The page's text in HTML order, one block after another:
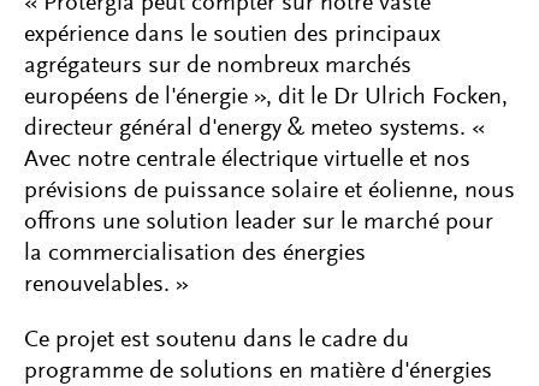
expérience dans le soutien des principaux
agrégateurs sur de nombreux marchés
européens de l'énergie », dit le Dr Ulrich Focken,
directeur général d'energy & meteo systems. «
Avec notre centrale électrique virtuelle et nos
prévisions de puissance solaire et éolienne, nous
offrons une solution leader sur le marché pour
la commercialisation des énergies
renouvelables. »
Ce projet est soutenu dans le cadre du
programme de solutions en matière d'énergies